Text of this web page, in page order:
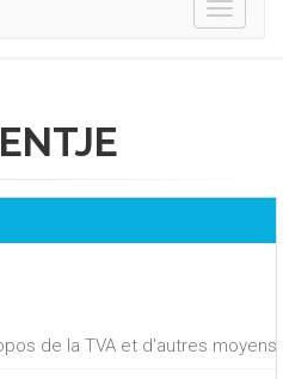
Toggle
de la TVA et d'autres